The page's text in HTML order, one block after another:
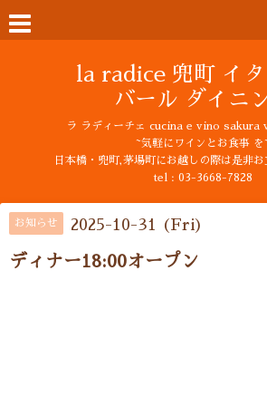
la radice 兜町 イタ
バール ダイニ
ラ ラディーチェ cucina e vino sakura
~気軽にワインとお食事 を
日本橋・兜町,茅場町にお越しの際は是非お
tel : 03-3668-7828
お知らせ 2025-10-31 (Fri)
ディナー18:00オープン